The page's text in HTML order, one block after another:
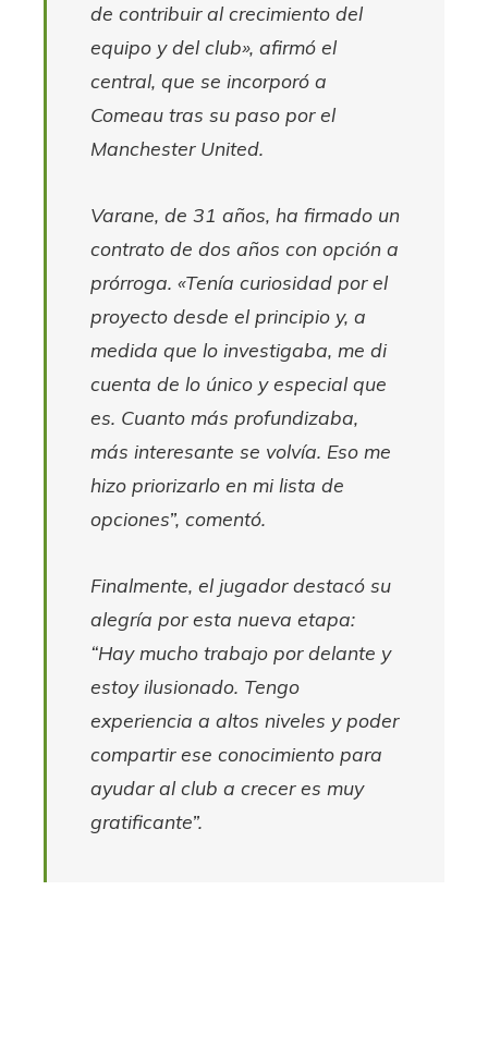
de contribuir al crecimiento del
equipo y del club», afirmó el
central, que se incorporó a
Comeau tras su paso por el
Manchester United.
Varane, de 31 años, ha firmado un
contrato de dos años con opción a
prórroga. «Tenía curiosidad por el
proyecto desde el principio y, a
medida que lo investigaba, me di
cuenta de lo único y especial que
es. Cuanto más profundizaba,
más interesante se volvía. Eso me
hizo priorizarlo en mi lista de
opciones”, comentó.
Finalmente, el jugador destacó su
alegría por esta nueva etapa:
“Hay mucho trabajo por delante y
estoy ilusionado. Tengo
experiencia a altos niveles y poder
compartir ese conocimiento para
ayudar al club a crecer es muy
gratificante”.